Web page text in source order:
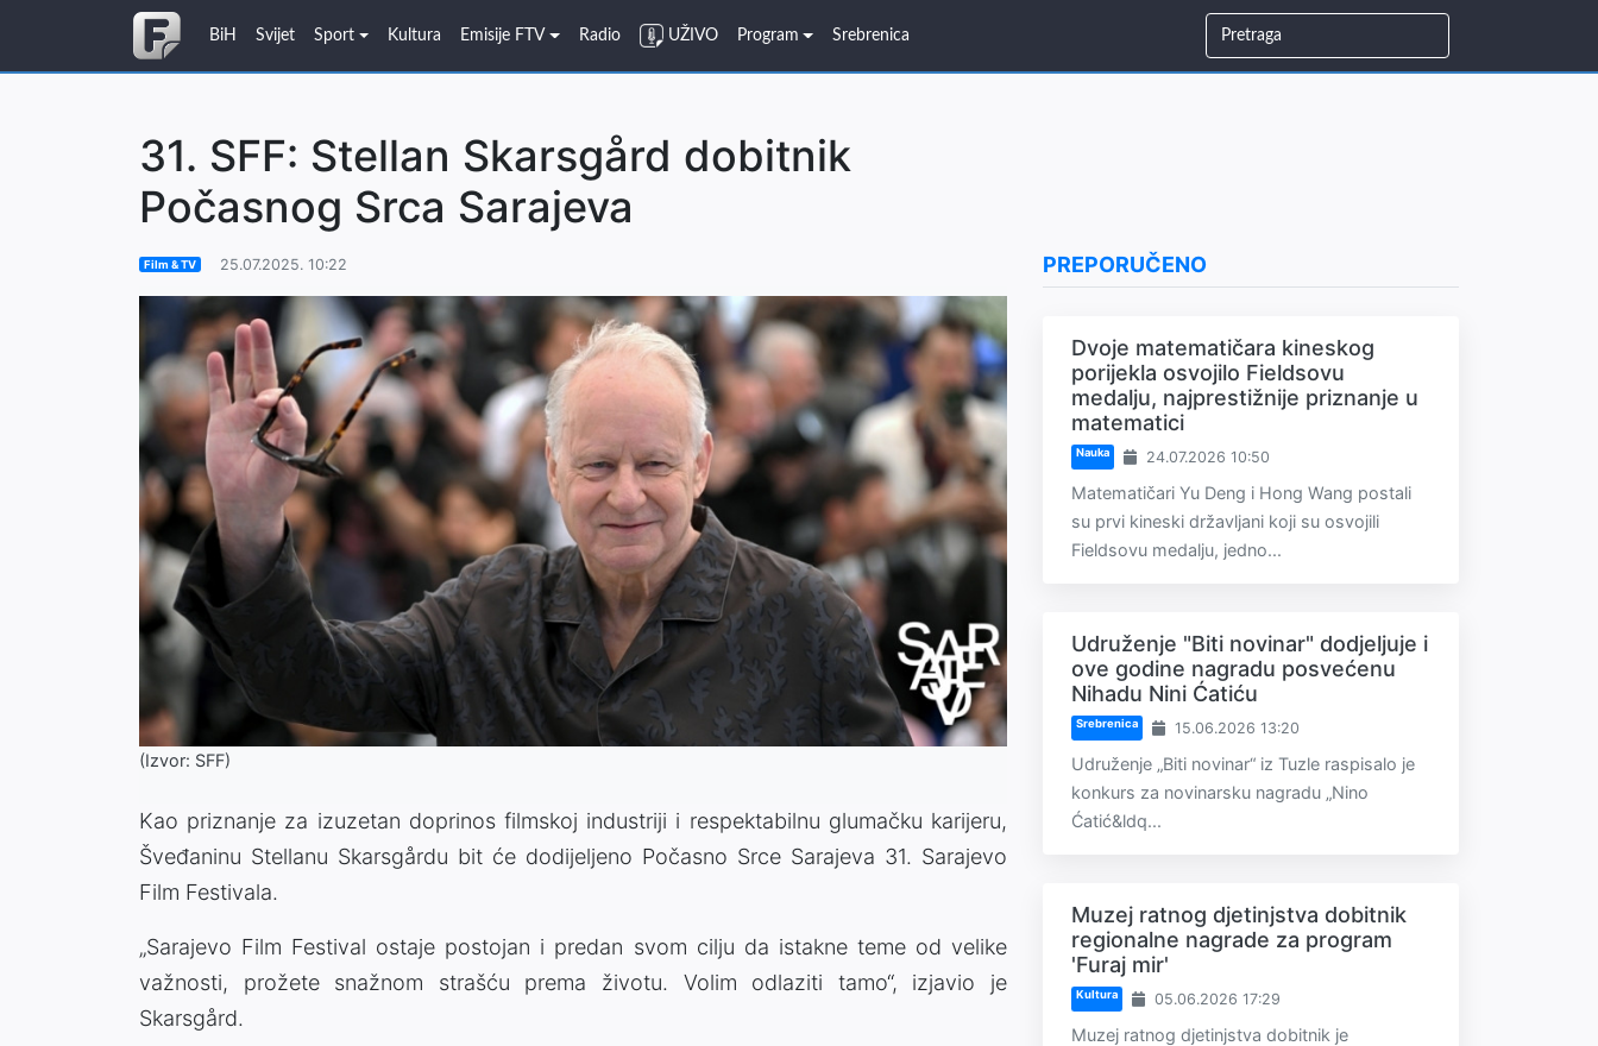
BiH Svijet Sport Kultura Emisije FTV Radio UŽIVO Program Srebrenica
31. SFF: Stellan Skarsgård dobitnik
Počasnog Srca Sarajeva
Film & TV 25.07.2025. 10:22
(Izvor: SFF)
Kao priznanje za izuzetan doprinos filmskoj industriji i respektabilnu glumačku karijeru,
Šveđaninu Stellanu Skarsgårdu bit će dodijeljeno Počasno Srce Sarajeva 31. Sarajevo
Film Festivala.
„Sarajevo Film Festival ostaje postojan i predan svom cilju da istakne teme od velike
važnosti, prožete snažnom strašću prema životu. Volim odlaziti tamo“, izjavio je
Skarsgård.
PREPORUČENO
Dvoje matematičara kineskog
porijekla osvojilo Fieldsovu
medalju, najprestižnije priznanje u
matematici
Nauka 24.07.2026 10:50
Matematičari Yu Deng i Hong Wang postali
su prvi kineski državljani koji su osvojili
Fieldsovu medalju, jedno...
Udruženje "Biti novinar" dodjeljuje i
ove godine nagradu posvećenu
Nihadu Nini Ćatiću
Srebrenica 15.06.2026 13:20
Udruženje „Biti novinar“ iz Tuzle raspisalo je
konkurs za novinarsku nagradu „Nino
Ćatić&ldq...
Muzej ratnog djetinjstva dobitnik
regionalne nagrade za program
'Furaj mir'
Kultura 05.06.2026 17:29
Muzej ratnog djetinjstva dobitnik je